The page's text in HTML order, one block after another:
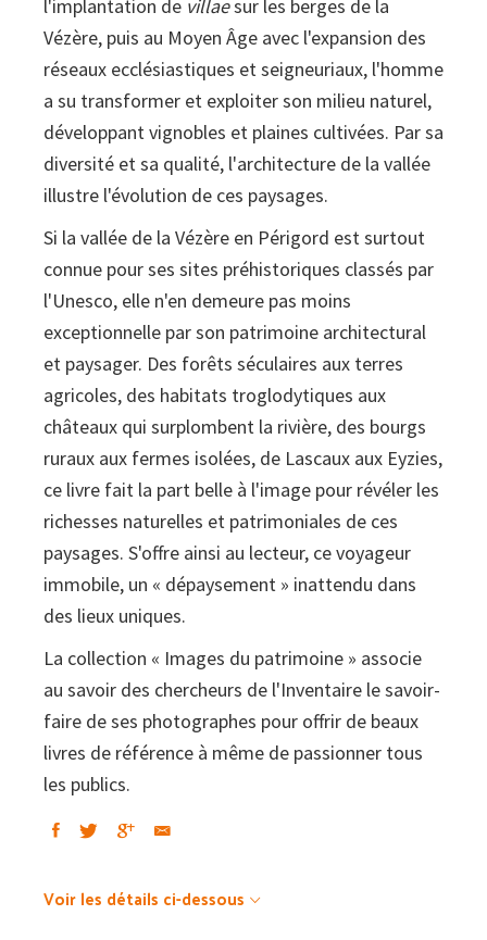
l'implantation de villaesur les berges de la
Vézère, puis au Moyen Âge avec l'expansion des
réseaux ecclésiastiques et seigneuriaux, l'homme
a su transformer et exploiter son milieu naturel,
développant vignobles et plaines cultivées. Par sa
diversité et sa qualité, l'architecture de la vallée
illustre l'évolution de ces paysages.
Si la vallée de la Vézère en Périgord est surtout
connue pour ses sites préhistoriques classés par
l'Unesco, elle n'en demeure pas moins
exceptionnelle par son patrimoine architectural
et paysager. Des forêts séculaires aux terres
agricoles, des habitats troglodytiques aux
châteaux qui surplombent la rivière, des bourgs
ruraux aux fermes isolées, de Lascaux aux Eyzies,
ce livre fait la part belle à l'image pour révéler les
richesses naturelles et patrimoniales de ces
paysages. S'offre ainsi au lecteur, ce voyageur
immobile, un « dépaysement » inattendu dans
des lieux uniques.
La collection « Images du patrimoine » associe
au savoir des chercheurs de l'Inventaire le savoir-
faire de ses photographes pour offrir de beaux
livres de référence à même de passionner tous
les publics.
Voir les détails ci-dessous